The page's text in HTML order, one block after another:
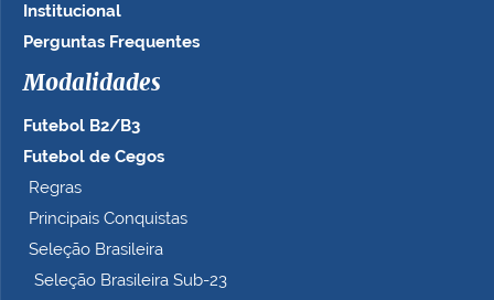
Institucional
Perguntas Frequentes
Modalidades
Futebol B2/B3
Futebol de Cegos
Regras
Principais Conquistas
Seleção Brasileira
Seleção Brasileira Sub-23